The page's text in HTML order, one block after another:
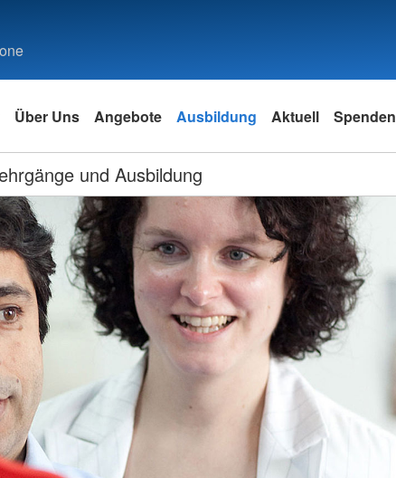
Über Uns Angebote Ausbildung Aktuell Spenden
und Ausbildung